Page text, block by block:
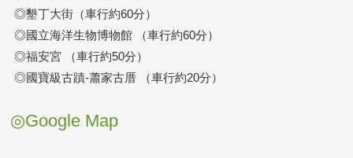
◎墾丁大街（車行約60分）
◎國立海洋生物博物館 （車行約60分）
◎福安宮 （車行約50分）
◎國寶級古蹟-蕭家古厝 （車行約20分）
◎Google Map